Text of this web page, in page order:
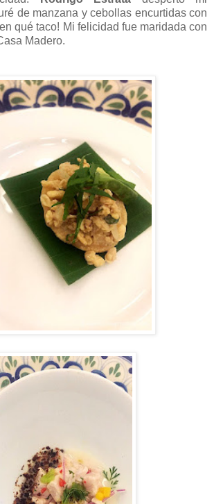
de manzana y cebollas encurtidas con
qué taco! Mi felicidad fue maridada con
Madero.